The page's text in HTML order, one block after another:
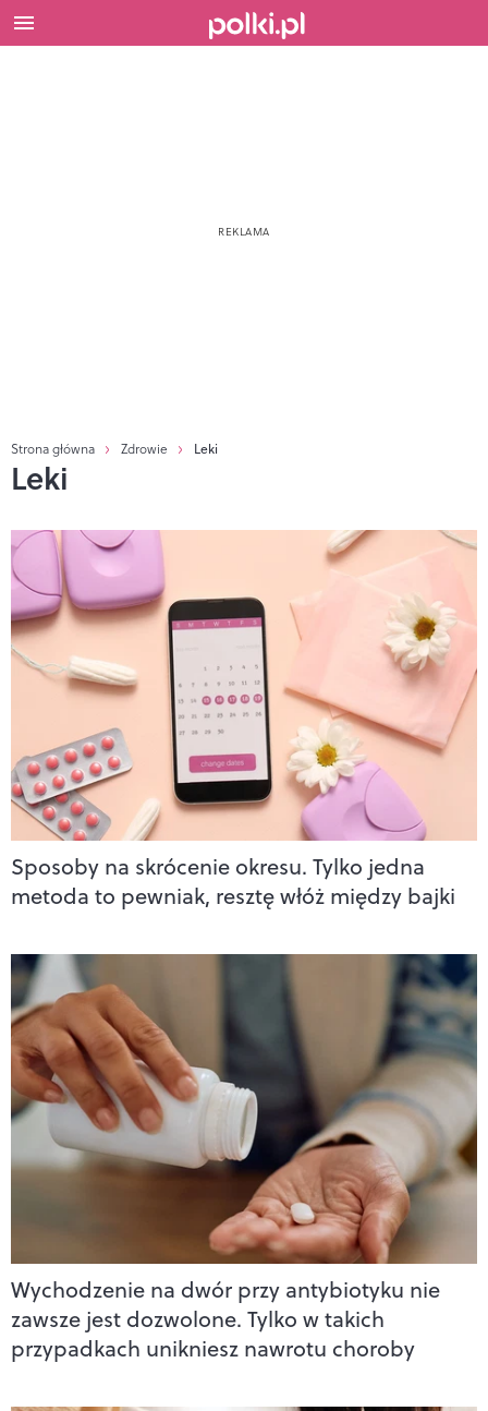
Strona główna Zdrowie Leki
Leki
Sposoby na skrócenie okresu. Tylko jedna
metoda to pewniak, resztę włóż między bajki
Wychodzenie na dwór przy antybiotyku nie
zawsze jest dozwolone. Tylko w takich
przypadkach unikniesz nawrotu choroby